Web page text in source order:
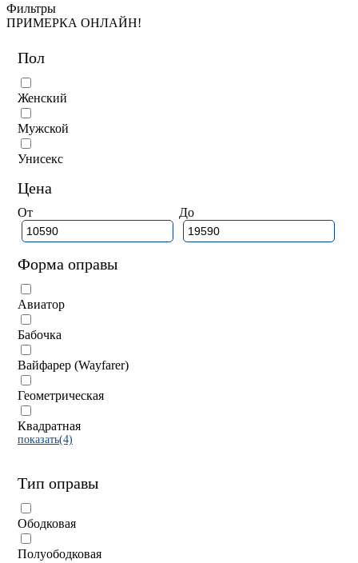
Фильтры
ПРИМЕРКА ОНЛАЙН!
Пол
Женский
Мужской
Унисекс
Цена
От До
Форма оправы
Авиатор
Бабочка
Вайфарер (Wayfarer)
Геометрическая
Квадратная
показать(4)
Тип оправы
Ободковая
Полуободковая